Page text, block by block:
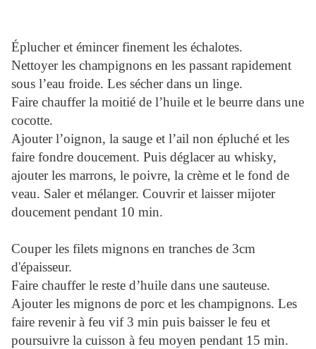
Éplucher et émincer finement les échalotes.
Nettoyer les champignons en les passant rapidement
sous l’eau froide. Les sécher dans un linge.
Faire chauffer la moitié de l’huile et le beurre dans une
cocotte.
Ajouter l’oignon, la sauge et l’ail non épluché et les
faire fondre doucement. Puis déglacer au whisky,
ajouter les marrons, le poivre, la crème et le fond de
veau. Saler et mélanger. Couvrir et laisser mijoter
doucement pendant 10 min.
Couper les filets mignons en tranches de 3cm
d'épaisseur.
Faire chauffer le reste d’huile dans une sauteuse.
Ajouter les mignons de porc et les champignons. Les
faire revenir à feu vif 3 min puis baisser le feu et
poursuivre la cuisson à feu moyen pendant 15 min.